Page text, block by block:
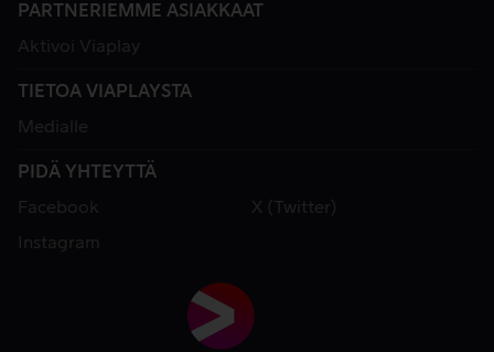
PARTNERIEMME ASIAKKAAT
Aktivoi Viaplay
TIETOA VIAPLAYSTA
Medialle
PIDÄ YHTEYTTÄ
Facebook
X (Twitter)
Instagram